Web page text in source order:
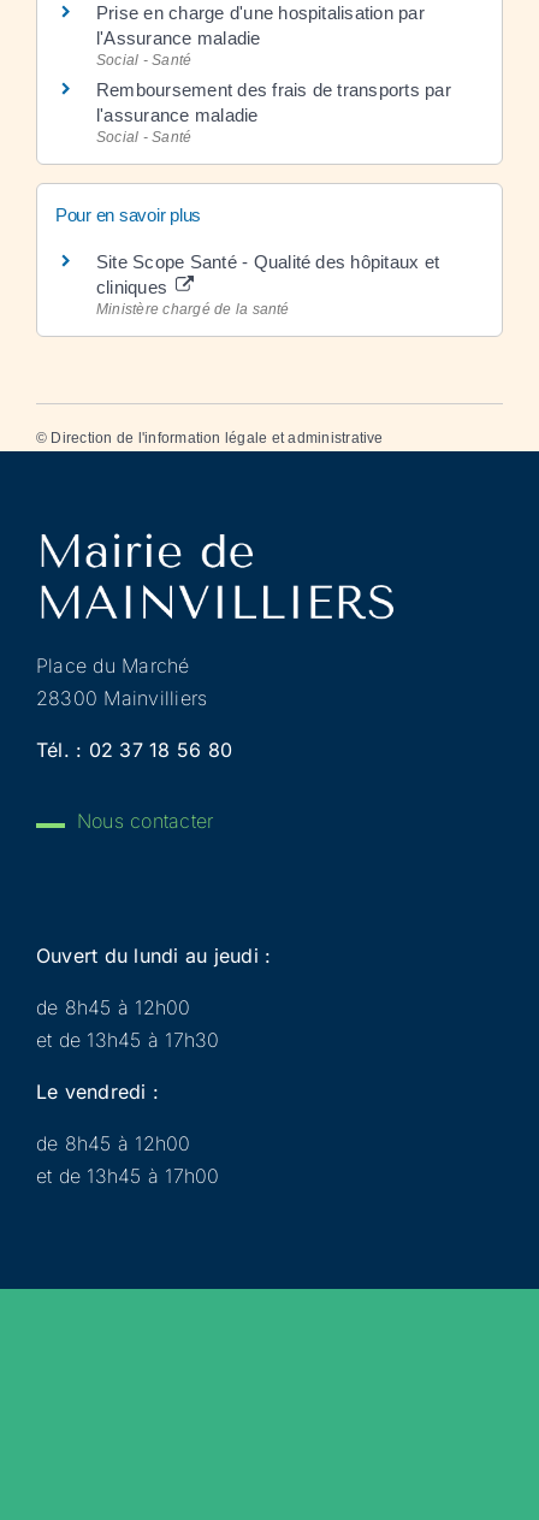
Prise en charge d'une hospitalisation par
l'Assurance maladie
Social - Santé
Remboursement des frais de transports par
l'assurance maladie
Social - Santé
Pour en savoir plus
Site Scope Santé - Qualité des hôpitaux et
cliniques
Ministère chargé de la santé
© Direction de l'information légale et administrative
Place du Marché
28300 Mainvilliers
Tél. : 02 37 18 56 80
Nous contacter
Ouvert du lundi au jeudi :
de 8h45 à 12h00
et de 13h45 à 17h30
Le vendredi :
de 8h45 à 12h00
et de 13h45 à 17h00